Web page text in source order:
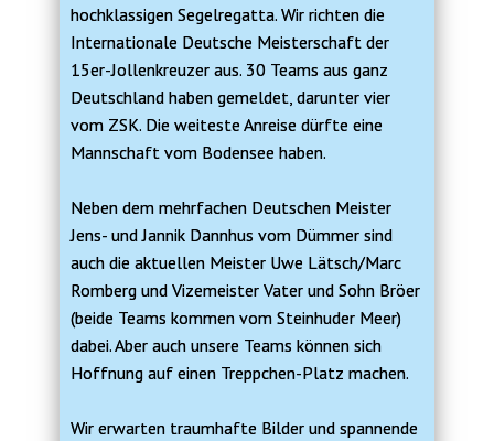
hochklassigen Segelregatta. Wir richten die
Internationale Deutsche Meisterschaft der
15er-Jollenkreuzer aus. 30 Teams aus ganz
Deutschland haben gemeldet, darunter vier
vom ZSK. Die weiteste Anreise dürfte eine
Mannschaft vom Bodensee haben.
Neben dem mehrfachen Deutschen Meister
Jens- und Jannik Dannhus vom Dümmer sind
auch die aktuellen Meister Uwe Lätsch/Marc
Romberg und Vizemeister Vater und Sohn Bröer
(beide Teams kommen vom Steinhuder Meer)
dabei. Aber auch unsere Teams können sich
Hoffnung auf einen Treppchen-Platz machen.
Wir erwarten traumhafte Bilder und spannende